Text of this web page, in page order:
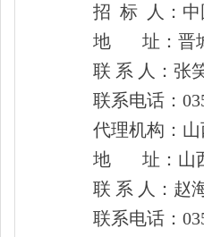
招 标 人：
地
址：晋
联 系 人：张
联系电话：
代理机构：
地
址：山
联 系 人： 赵
联系电话：